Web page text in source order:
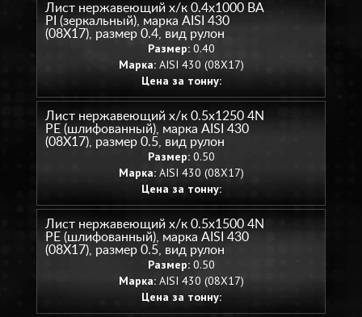
Лист нержавеющий х/к 0.4х1000 BA
PI (зеркальный), марка AISI 430
(08Х17), размер 0.4, вид рулон
Размер:0.40
Марка:AISI 430 (08Х17)
Цена за тонну:
Лист нержавеющий х/к 0.5х1250 4N
PE (шлифованный), марка AISI 430
(08Х17), размер 0.5, вид рулон
Размер:0.50
Марка:AISI 430 (08Х17)
Цена за тонну:
Лист нержавеющий х/к 0.5х1500 4N
PE (шлифованный), марка AISI 430
(08Х17), размер 0.5, вид рулон
Размер:0.50
Марка:AISI 430 (08Х17)
Цена за тонну: